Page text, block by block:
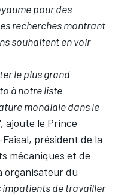
pour des
recherches montrant
souhaitent en voir
le plus grand
à notre liste
mondiale dans le
, ajoute le Prince
président de la
mécaniques et de
organisateur du
impatients de travailler